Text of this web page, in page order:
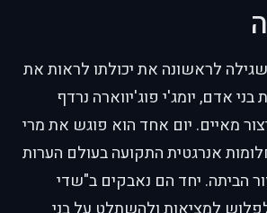
לראשונה את יכולתו לראות את
אדם, יומג'י פוג'יווארה נרדף
מאיים. יום אחד הוא פוגש את מרי
אנרגטית התקועה בעולם הערות
הביתה. יחד הם נאבקים ב"שדי